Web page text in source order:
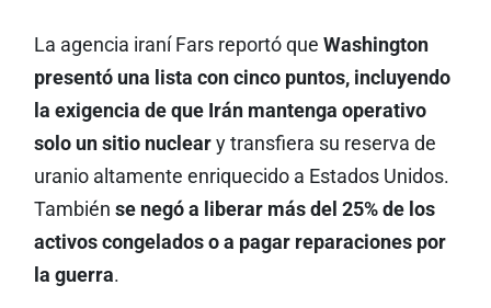
La agencia iraní Fars reportó que Washington
presentó una lista con cinco puntos, incluyendo
la exigencia de que Irán mantenga operativo
solo un sitio nucleary transfiera su reserva de
uranio altamente enriquecido a Estados Unidos.
También se negó a liberar más del 25% de los
activos congelados o a pagar reparaciones por
la guerra.